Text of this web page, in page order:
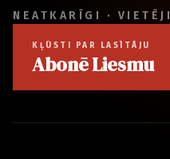
NEATKARĪGI · VIETĒJI
KĻŪSTI PAR LASĪTĀJU
Abonē Liesmu